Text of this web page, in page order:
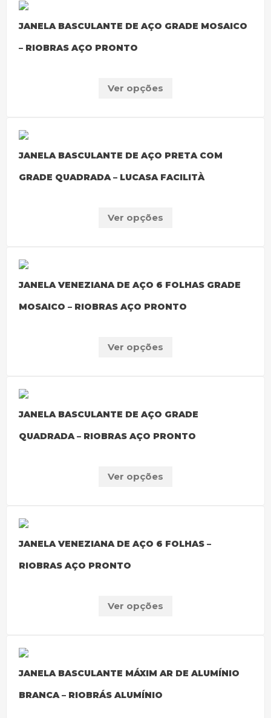
JANELA BASCULANTE DE AÇO GRADE MOSAICO
– RIOBRAS AÇO PRONTO
Ver opções
JANELA BASCULANTE DE AÇO PRETA COM
GRADE QUADRADA – LUCASA FACILITÀ
Ver opções
JANELA VENEZIANA DE AÇO 6 FOLHAS GRADE
MOSAICO – RIOBRAS AÇO PRONTO
Ver opções
JANELA BASCULANTE DE AÇO GRADE
QUADRADA – RIOBRAS AÇO PRONTO
Ver opções
JANELA VENEZIANA DE AÇO 6 FOLHAS –
RIOBRAS AÇO PRONTO
Ver opções
JANELA BASCULANTE MÁXIM AR DE ALUMÍNIO
BRANCA – RIOBRÁS ALUMÍNIO